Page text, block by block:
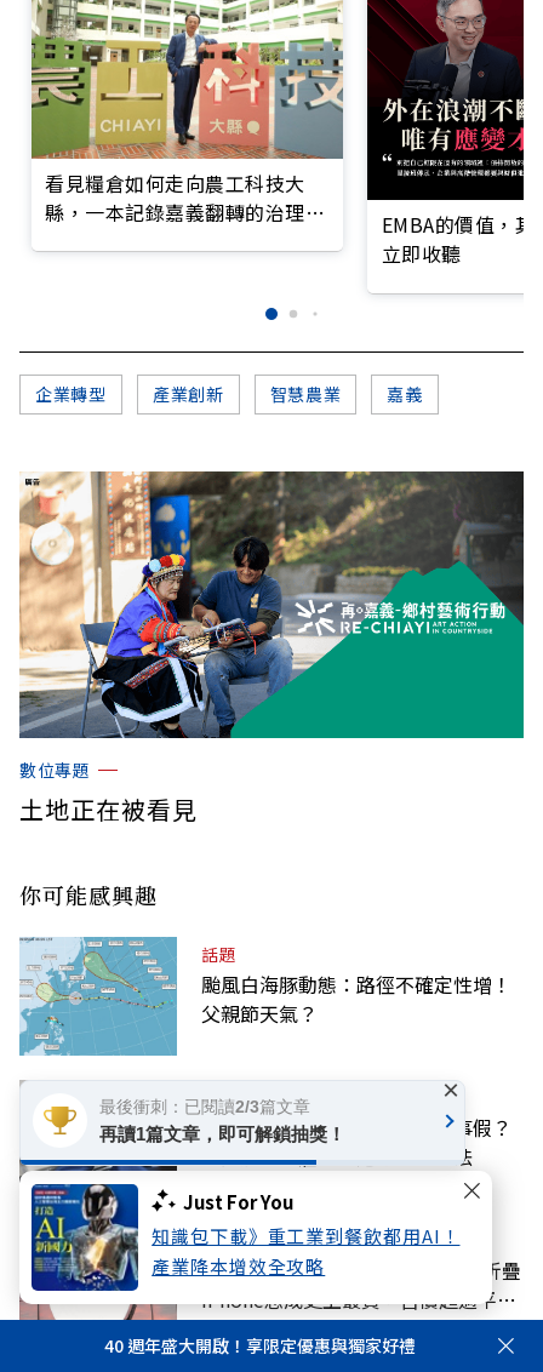
Just For You
知識包下載》重工業到餐飲都用AI！
產業降本增效全攻略
看見糧倉如何走向農工科技大
縣，一本記錄嘉義翻轉的治理實
EMBA的價值，
立即收聽
企業轉型 產業創新 智慧農業 嘉義
數位專題
土地正在被看見
你可能感興趣
話題
颱風白海豚動態：路徑不確定性增！
父親節天氣？
話題
上班遲到一分鐘，得請一小時事假？
律師解答：雇主「這樣做」觸法
國際
iPhone 18 Pro傳漲價！蘋果首款折疊
iPhone恐成史上最貴，售價超過平均
月薪
40 週年盛大開啟！享限定優惠與獨家好禮
最後衝刺：已閱讀2/3篇文章
再讀1篇文章，即可解鎖抽獎！
×